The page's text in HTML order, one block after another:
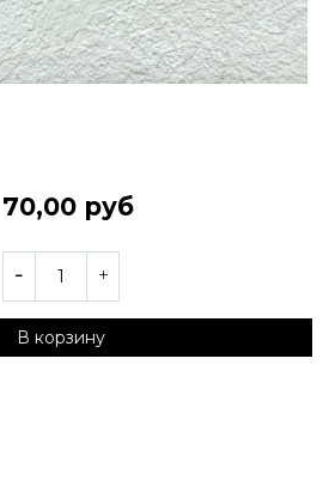
70,00 руб
В корзину